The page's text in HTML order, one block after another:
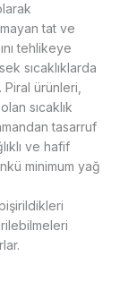
tat ve
tehlikeye
sıcaklıklarda
ürünleri,
sıcaklık
tasarruf
ve hafif
minimum yağ